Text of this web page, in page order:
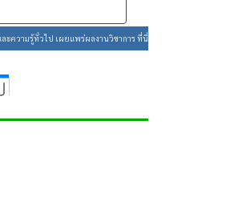
ะความรู้ทั่วไป เผยแพร่ผลงานวิชาการ ที่นี่